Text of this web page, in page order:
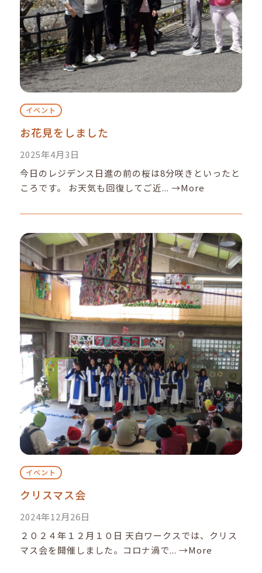
イベント
お花見をしました
2025年4月3日
今日のレジデンス日進の前の桜は8分咲きといったと
ころです。 お天気も回復してご近...→More
イベント
クリスマス会
2024年12月26日
２０２４年１２月１０日 天白ワークスでは、クリス
マス会を開催しました。コロナ渦で...→More